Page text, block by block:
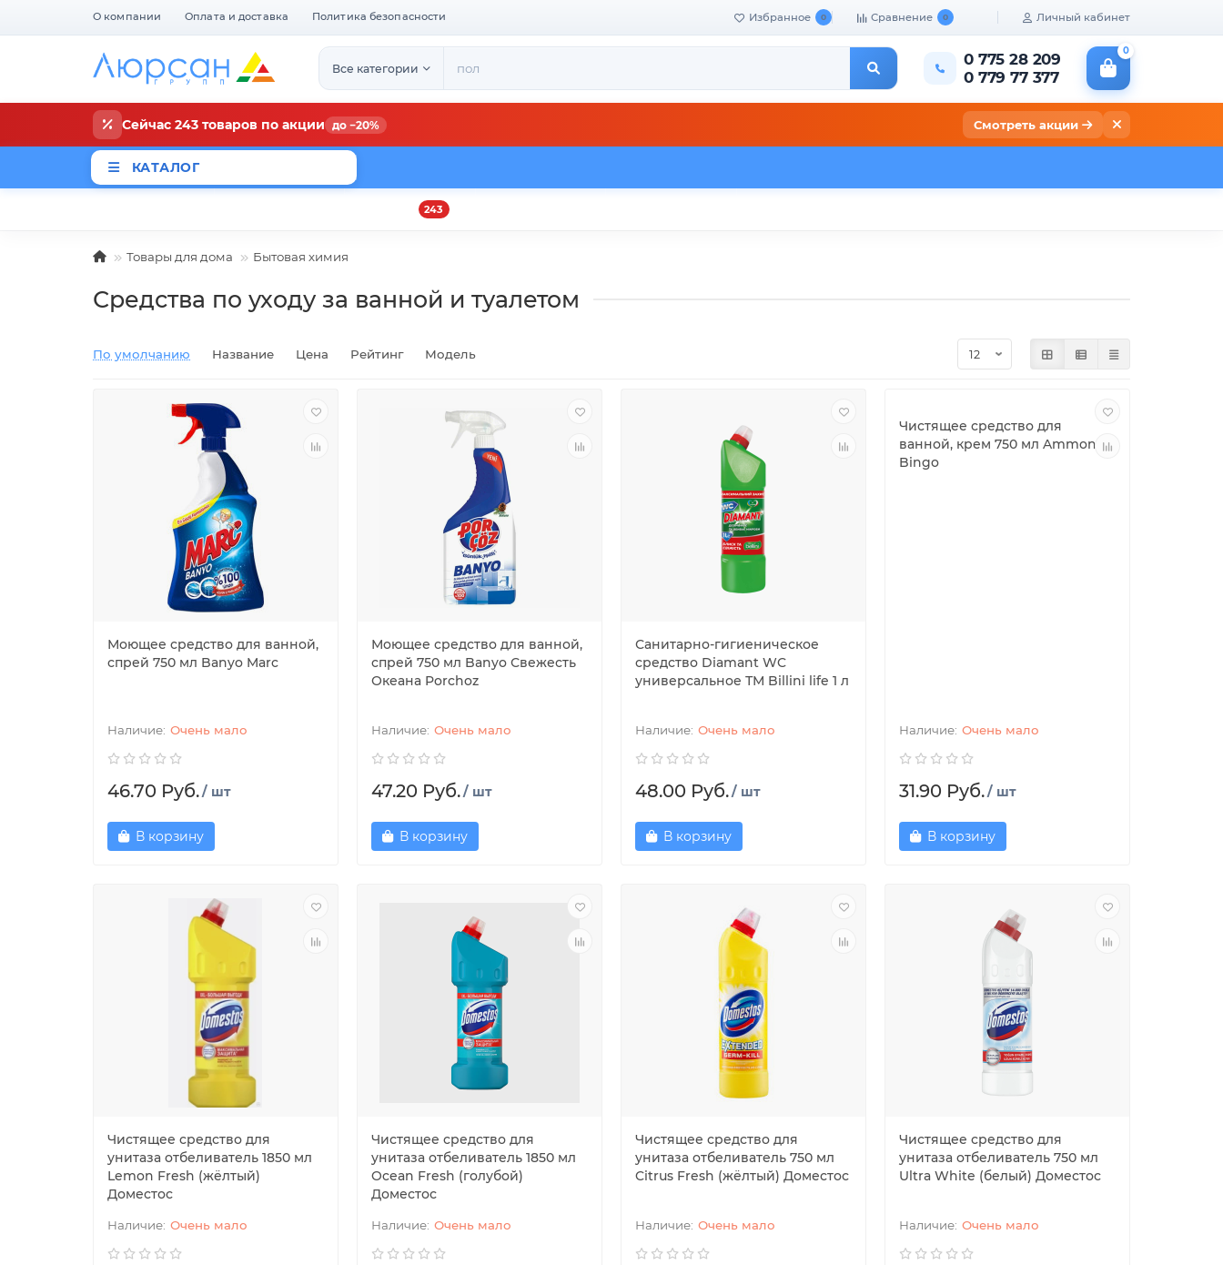
О компании Оплата и доставка Политика безопасности Избранное 0 Сравнение 0 Личный кабинет
Все категории
0 775 28 209
0 779 77 377
0
Сейчас 243 товаров по акции до −20% Смотреть акции
КАТАЛОГ
243
Товары для дома Бытовая химия
Средства по уходу за ванной и туалетом
По умолчанию Название Цена Рейтинг Модель
Моющее средство для ванной,
спрей 750 мл Banyo Marc
Очень мало
46.70 Руб./ шт
В корзину
Моющее средство для ванной,
спрей 750 мл Banyo Свежесть
Океана Porchoz
Очень мало
47.20 Руб./ шт
В корзину
Санитарно-гигиеническое
средство Diamant WC
универсальное ТМ Billini life 1 л
Очень мало
48.00 Руб./ шт
В корзину
Чистящее средство для
ванной, крем 750 мл Ammonia
Bingo
Очень мало
31.90 Руб./ шт
В корзину
Чистящее средство для
унитаза отбеливатель 1850 мл
Lemon Fresh (жёлтый)
Доместос
Очень мало
Чистящее средство для
унитаза отбеливатель 1850 мл
Ocean Fresh (голубой)
Доместос
Очень мало
Чистящее средство для
унитаза отбеливатель 750 мл
Citrus Fresh (жёлтый) Доместос
Очень мало
Чистящее средство для
унитаза отбеливатель 750 мл
Ultra White (белый) Доместос
Очень мало